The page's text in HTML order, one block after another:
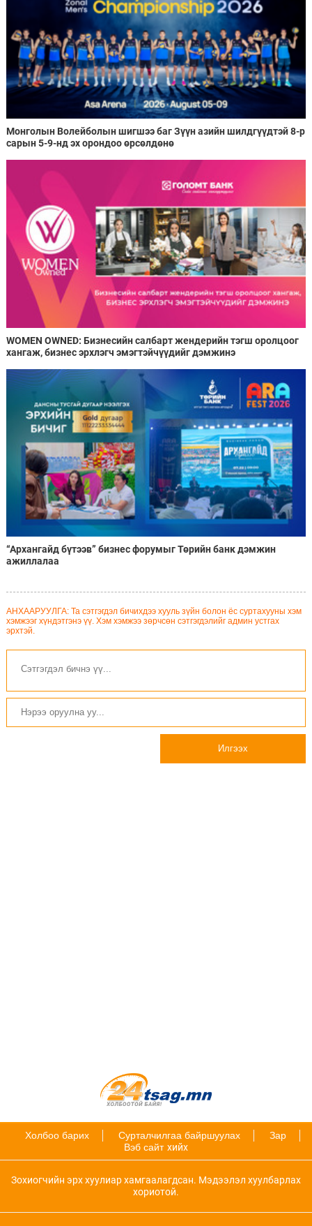
Монголын Волейболын шигшээ баг Зүүн азийн шилдгүүдтэй 8-р
сарын 5-9-нд эх орондоо өрсөлдөнө
WOMEN OWNED: Бизнесийн салбарт жендерийн тэгш оролцоог
хангаж, бизнес эрхлэгч эмэгтэйчүүдийг дэмжинэ
“Архангайд бүтээв” бизнес форумыг Төрийн банк дэмжин
ажиллалаа
АНХААРУУЛГА: Та сэтгэгдэл бичихдээ хууль зүйн болон ёс суртахууны хэм
хэмжээг хүндэтгэнэ үү. Хэм хэмжээ зөрчсөн сэтгэгдэлийг админ устгах
эрхтэй.
Илгээх
Холбоо барих Сурталчилгаа байршуулах
Зар
Вэб сайт хийх
Зохиогчийн эрх хуулиар хамгаалагдсан. Мэдээлэл хуулбарлах
хориотой.